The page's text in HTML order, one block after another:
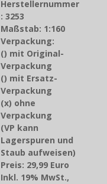
Herstellernummer
: 3253
Maßstab: 1:160
Verpackung:
() mit Original-
Verpackung
() mit Ersatz-
Verpackung
(x) ohne
Verpackung
(VP kann
Lagerspuren und
Staub aufweisen)
Preis: 29,99 Euro
Inkl. 19% MwSt.,